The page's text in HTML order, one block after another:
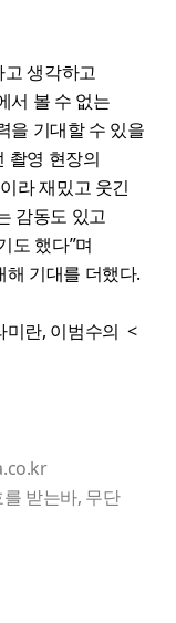
생각하고
서 볼 수 없는
을 기대할 수 있을
촬영 현장의
라 재밌고 웃긴
감동도 있고
도 했다”며
기대를 더했다.
미란, 이범수의 <
받는바, 무단